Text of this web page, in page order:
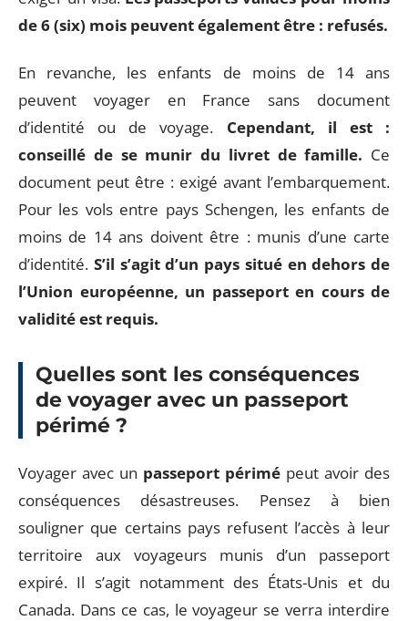
de 6 (six) mois peuvent également être : refusés.
En revanche, les enfants de moins de 14 ans
peuvent voyager en France sans document
d’identité ou de voyage. Cependant, il est :
conseillé de se munir du livret de famille. Ce
document peut être : exigé avant l’embarquement.
Pour les vols entre pays Schengen, les enfants de
moins de 14 ans doivent être : munis d’une carte
d’identité. S’il s’agit d’un pays situé en dehors de
l’Union européenne, un passeport en cours de
validité est requis.
Quelles sont les conséquences
de voyager avec un passeport
périmé ?
Voyager avec un passeport périmé peut avoir des
conséquences désastreuses. Pensez à bien
souligner que certains pays refusent l’accès à leur
territoire aux voyageurs munis d’un passeport
expiré. Il s’agit notamment des États-Unis et du
Canada. Dans ce cas, le voyageur se verra interdire